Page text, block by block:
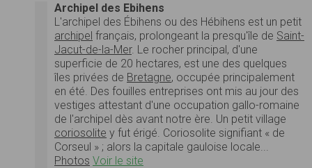
Archipel des Ebihens
L'archipel des Ébihens ou des Hébihens est un petit
archipel français, prolongeant la presqu'île de Saint-
Jacut-de-la-Mer. Le rocher principal, d'une
superficie de 20 hectares, est une des quelques
îles privées de Bretagne, occupée principalement
en été. Des fouilles entreprises ont mis au jour des
vestiges attestant d'une occupation gallo-romaine
de l'archipel dès avant notre ère. Un petit village
coriosolite y fut érigé. Coriosolite signifiant « de
Corseul » ; alors la capitale gauloise locale...
Photos Voir le site